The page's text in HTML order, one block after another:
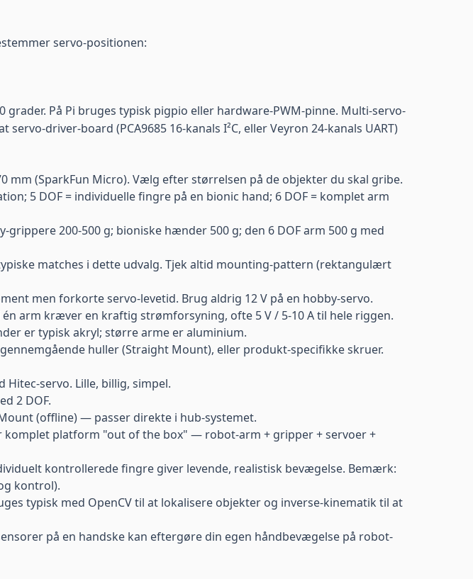
servo-positionen:
grader. På Pi bruges typisk pigpio eller hardware-PWM-pinne. Multi-servo-
driver-board (PCA9685 16-kanals I²C, eller Veyron 24-kanals UART)
mm (SparkFun Micro). Vælg efter størrelsen på de objekter du skal gribe.
5 DOF = individuelle fingre på en bionic hand; 6 DOF = komplet arm
200-500 g; bioniske hænder 500 g; den 6 DOF arm 500 g med
typiske matches i dette udvalg. Tjek altid mounting-pattern (rektangulært
men forkorte servo-levetid. Brug aldrig 12 V på en hobby-servo.
én arm kræver en kraftig strømforsyning, ofte 5 V / 5-10 A til hele riggen.
er typisk akryl; større arme er aluminium.
huller (Straight Mount), eller produkt-specifikke skruer.
Hitec-servo. Lille, billig, simpel.
2 DOF.
(offline) — passer direkte i hub-systemet.
komplet platform "out of the box" — robot-arm + gripper + servoer +
kontrollerede fingre giver levende, realistisk bevægelse. Bemærk:
kontrol).
typisk med OpenCV til at lokalisere objekter og inverse-kinematik til at
på en handske kan eftergøre din egen håndbevægelse på robot-